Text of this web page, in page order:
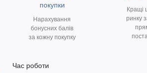
покупки
Нарахування
бонусних балів
за кожну покупку
Кращі
ринку
Час роботи